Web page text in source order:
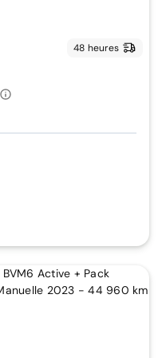
48 heures